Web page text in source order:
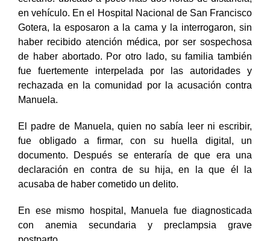
cercano: ubicado a poco más
dos horas de distancia,
en vehículo. En el Hospital Nacional de San Francisco
Gotera, la esposaron a la cama y la interrogaron, sin
haber recibido atención médica, por ser sospechosa
de haber abortado. Por otro lado, su familia también
fue fuertemente interpelada por las autoridades y
rechazada en la comunidad por la acusación contra
El padre de Manuela, quien no sabía leer ni escribir,
fue obligado a firmar, con su huella digital, un
documento. Después se enteraría de que era una
declaración en contra de su hija, en la que él la
En ese mismo hospital, Manuela fue diagnosticada
con anemia secundaria y preclampsia grave